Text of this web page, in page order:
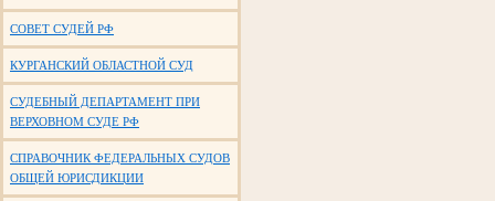
СОВЕТ СУДЕЙ РФ
КУРГАНСКИЙ ОБЛАСТНОЙ СУД
СУДЕБНЫЙ ДЕПАРТАМЕНТ ПРИ
ВЕРХОВНОМ СУДЕ РФ
СПРАВОЧНИК ФЕДЕРАЛЬНЫХ СУДОВ
ОБЩЕЙ ЮРИСДИКЦИИ